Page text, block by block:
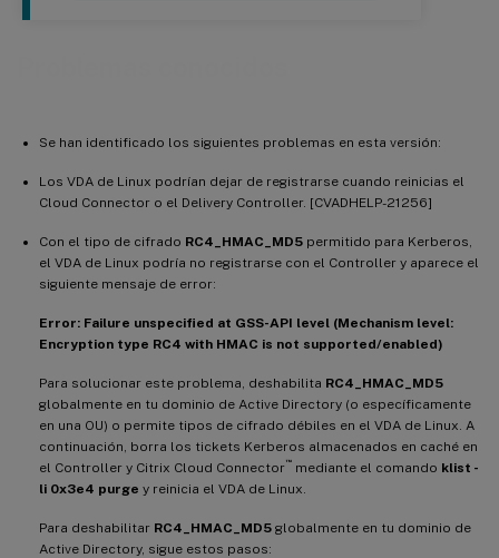
Se han identificado los siguientes problemas en esta versión:
Los VDA de Linux podrían dejar de registrarse cuando reinicias el
Cloud Connector o el Delivery Controller. [CVADHELP-21256]
Con el tipo de cifrado RC4_HMAC_MD5 permitido para Kerberos,
el VDA de Linux podría no registrarse con el Controller y aparece el
siguiente mensaje de error:
Error: Failure unspecified at GSS-API level (Mechanism level:
Encryption type RC4 with HMAC is not supported/enabled)
Para solucionar este problema, deshabilita RC4_HMAC_MD5
globalmente en tu dominio de Active Directory (o específicamente
en una OU) o permite tipos de cifrado débiles en el VDA de Linux. A
continuación, borra los tickets Kerberos almacenados en caché en
el Controller y Citrix Cloud Connector™ mediante el comando klist -
li 0x3e4 purge y reinicia el VDA de Linux.
Para deshabilitar RC4_HMAC_MD5 globalmente en tu dominio de
Active Directory, sigue estos pasos: